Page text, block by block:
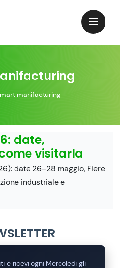
manifacturing
date,
visitarla
date 26–28 maggio, Fiere
industriale e
e ricevi ogni Mercoledi gli